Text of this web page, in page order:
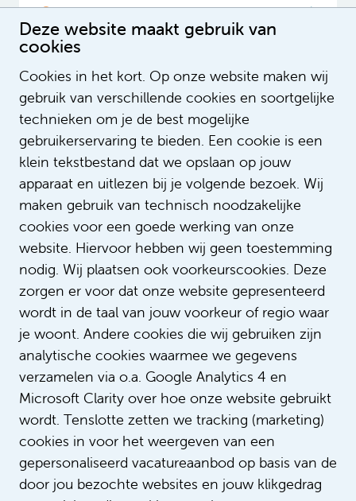
Deze website maakt gebruik van
cookies
Cookies in het kort. Op onze website maken wij
gebruik van verschillende cookies en soortgelijke
technieken om je de best mogelijke
gebruikerservaring te bieden. Een cookie is een
klein tekstbestand dat we opslaan op jouw
apparaat en uitlezen bij je volgende bezoek. Wij
maken gebruik van technisch noodzakelijke
cookies voor een goede werking van onze
website. Hiervoor hebben wij geen toestemming
nodig. Wij plaatsen ook voorkeurscookies. Deze
zorgen er voor dat onze website gepresenteerd
wordt in de taal van jouw voorkeur of regio waar
je woont. Andere cookies die wij gebruiken zijn
analytische cookies waarmee we gegevens
verzamelen via o.a. Google Analytics 4 en
Microsoft Clarity over hoe onze website gebruikt
wordt. Tenslotte zetten we tracking (marketing)
cookies in voor het weergeven van een
gepersonaliseerd vacatureaanbod op basis van de
door jou bezochte websites en jouw klikgedrag
Verpleegkundige Medisch
Psychiatrische Unit (MPU -
psychiatrie)
€ 3.171 - € 4.492
Verpleegkunde
Bepaalde tijd met uitzicht op vast
32 - 36 uur
Verpleegkundige Kort verblijf
locatie AMC
€ 3.171 - € 4.492
Verpleegkunde
Bepaalde tijd met uitzicht op vast
28 - 32 uur
Bekijk alle vacatures